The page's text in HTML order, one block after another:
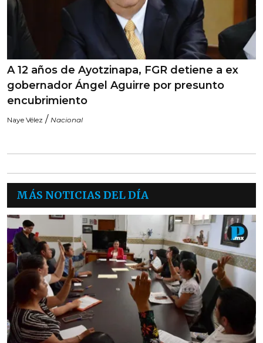
A 12 años de Ayotzinapa, FGR detiene a ex
gobernador Ángel Aguirre por presunto
encubrimiento
Naye Vélez / Nacional
MÁS NOTICIAS DEL DÍA